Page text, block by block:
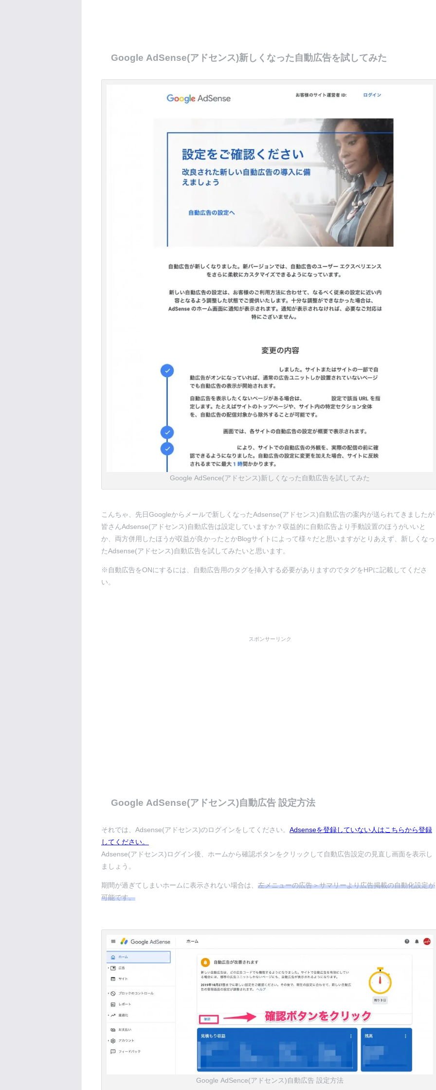
Google AdSense(アドセンス)新しくなった自動広告を試してみた
Google AdSence(アドセンス)新しくなった自動広告を試してみた
こんちゃ、先日Googleからメールで新しくなったAdsense(アドセンス)自動広告の案内が送られてきましたが
皆さんAdsense(アドセンス)自動広告は設定していますか？収益的に自動広告より手動設置のほうがいいと
か、両方併用したほうが収益が良かったとかBlogサイトによって様々だと思いますがとりあえず、新しくなっ
たAdsense(アドセンス)自動広告を試してみたいと思います。
※自動広告をONにするには、自動広告用のタグを挿入する必要がありますのでタグをHPに記載してくださ
い。
スポンサーリンク
Google AdSense(アドセンス)自動広告 設定方法
それでは、Adsense(アドセンス)のログインをしてください。 Adsenseを登録していない人はこちらから登録
してください。
Adsense(アドセンス)ログイン後、ホームから確認ボタンをクリックして自動広告設定の見直し画面を表示し
ましょう。
期間が過ぎてしまいホームに表示されない場合は、 左メニューの広告＞サマリーより広告掲載の自動化設定が
可能です。
Google AdSence(アドセンス)自動広告 設定方法